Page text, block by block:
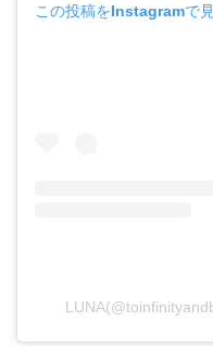
この投稿をInstagramで